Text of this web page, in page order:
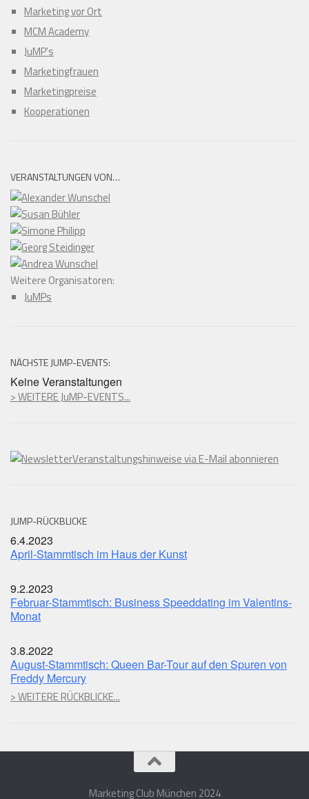
Marketing vor Ort
MCM Academy
JuMP's
Marketingfrauen
Marketingpreise
Kooperationen
VERANSTALTUNGEN VON…
Weitere Organisatoren:
JuMPs
NÄCHSTE JUMP-EVENTS:
Keine Veranstaltungen
> WEITERE JuMP-EVENTS...
Veranstaltungshinweise via E-Mail abonnieren
JUMP-RÜCKBLICKE
6.4.2023
April-Stammtisch im Haus der Kunst
9.2.2023
Februar-Stammtisch: Business Speeddating im Valentins-
Monat
3.8.2022
August-Stammtisch: Queen Bar-Tour auf den Spuren von
Freddy Mercury
> WEITERE RÜCKBLICKE...
Marketing Club München 2024